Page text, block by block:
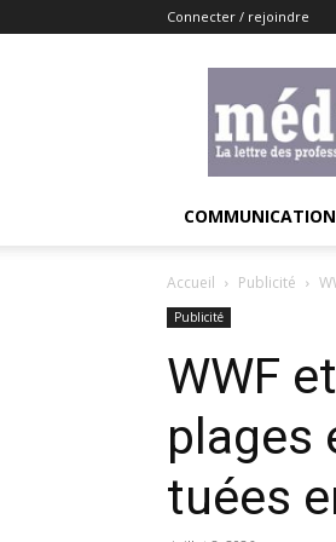
Connecter / rejoindre
COMMUNICATION
Accueil Publicité
Publicité
WWF
plages
tuées